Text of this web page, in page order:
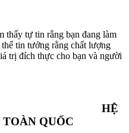
thấy tự tin rằng bạn đang làm
tin tưởng rằng chất lượng
trị đích thực cho bạn và người
HỆ
QUỐC